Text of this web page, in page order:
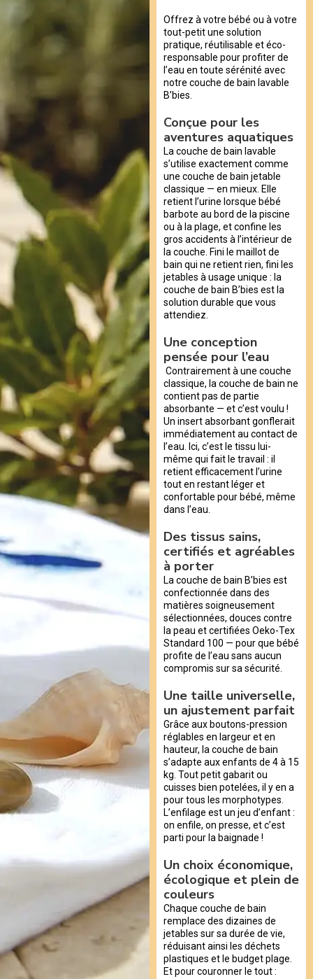
Offrez à votre bébé ou à votre
tout-petit une solution
pratique, réutilisable et éco-
responsable pour profiter de
l’eau en toute sérénité avec
notre couche de bain lavable
B’bies.
Conçue pour les
aventures aquatiques
La couche de bain lavable
s’utilise exactement comme
une couche de bain jetable
classique — en mieux. Elle
retient l’urine lorsque bébé
barbote au bord de la piscine
ou à la plage, et confine les
gros accidents à l’intérieur de
la couche. Fini le maillot de
bain qui ne retient rien, fini les
jetables à usage unique : la
couche de bain B’bies est la
solution durable que vous
attendiez.
Une conception
pensée pour l’eau
Contrairement à une couche
classique, la couche de bain ne
contient pas de partie
absorbante — et c’est voulu !
Un insert absorbant gonflerait
immédiatement au contact de
l’eau. Ici, c’est le tissu lui-
même qui fait le travail : il
retient efficacement l’urine
tout en restant léger et
confortable pour bébé, même
dans l’eau.
Des tissus sains,
certifiés et agréables
à porter
La couche de bain B’bies est
confectionnée dans des
matières soigneusement
sélectionnées, douces contre
la peau et certifiées Oeko-Tex
Standard 100 — pour que bébé
profite de l’eau sans aucun
compromis sur sa sécurité.
Une taille universelle,
un ajustement parfait
Grâce aux boutons-pression
réglables en largeur et en
hauteur, la couche de bain
s’adapte aux enfants de 4 à 15
kg. Tout petit gabarit ou
cuisses bien potelées, il y en a
pour tous les morphotypes.
L’enfilage est un jeu d’enfant :
on enfile, on presse, et c’est
parti pour la baignade !
Un choix économique,
écologique et plein de
couleurs
Chaque couche de bain
remplace des dizaines de
jetables sur sa durée de vie,
réduisant ainsi les déchets
plastiques et le budget plage.
Et pour couronner le tout :